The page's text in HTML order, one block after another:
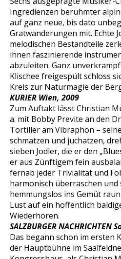
Ingredienzen berühmter
auf ganz neue, bis dato
Gratwanderungen mit. Echte
melodischen Bestandteile
ihnen faszinierende
abzuleiten. Ganz
Klischee freigespült schloss
Kreis zur Naturmagie der
KURIER Wien, 2009
Zum Auftakt lässt Christian
a. mit Bobby Previte an den
Tortiller am Vibraphon –
schmatzen und juchatzen,
sieben Jodler, die er den
er aus Zünftigem fein
fernab jeder Trivialität und
harmonisch überraschen und
hemmungslos ins Gemüt
Lust auf ein hoffentlich
Wiederhören.
SALZBURGER NACHRICHTEN
Das begann schon im ersten
der Hauptbühne im